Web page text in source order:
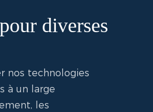
diverses
nos technologies
à un large
les